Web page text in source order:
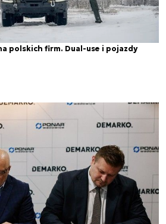
polskich firm. Dual-use i pojazdy